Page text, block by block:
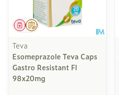
Sur prescription
Médicament
Teva
Esomeprazole Teva Caps
Gastro Resistant Fl
98x20mg